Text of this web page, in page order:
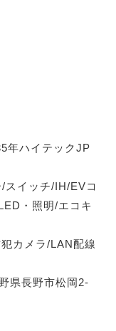
年ハイテックJP
スイッチ/IH/EVコ
・照明/エコキ
カメラ/LAN配線
県長野市松岡2-